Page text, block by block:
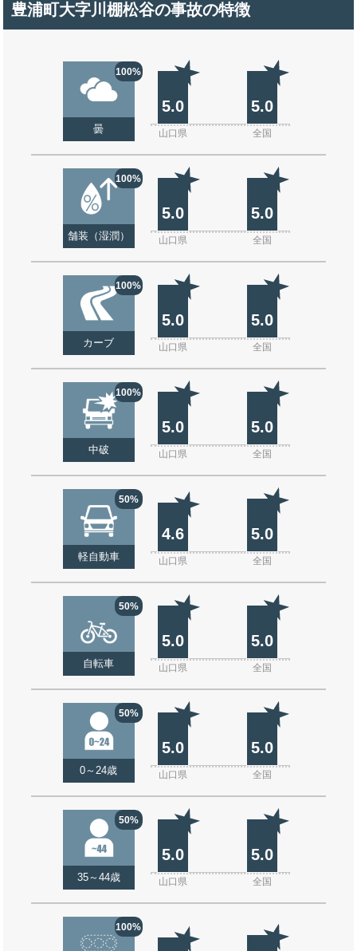
豊浦町大字川棚松谷の事故の特徴
100%
曇
5.0 5.0
山口県 全国
100%
舗装（湿潤）
5.0 5.0
山口県 全国
100%
カーブ
5.0 5.0
山口県 全国
100%
中破
5.0 5.0
山口県 全国
50%
軽自動車
4.6 5.0
山口県 全国
50%
自転車
5.0 5.0
山口県 全国
50%
0～24歳
5.0 5.0
山口県 全国
50%
35～44歳
5.0 5.0
山口県 全国
100%